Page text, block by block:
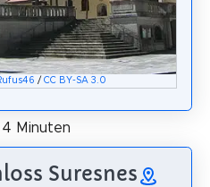
/CC BY-SA 3.0
Minuten
Suresnes